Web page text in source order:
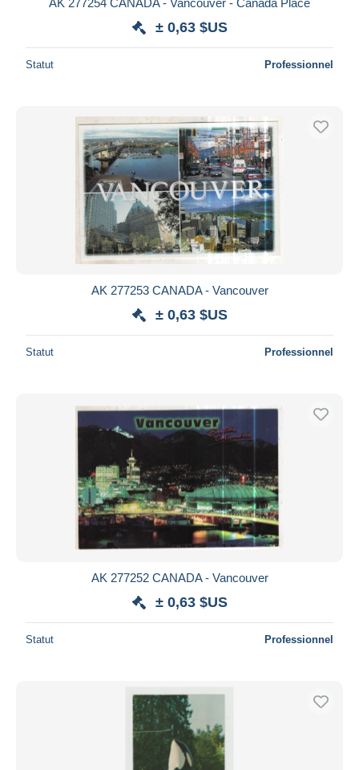
± 0,63 $US
Statut Professionnel
AK 277253 CANADA - Vancouver
± 0,63 $US
Statut Professionnel
AK 277252 CANADA - Vancouver
± 0,63 $US
Statut Professionnel